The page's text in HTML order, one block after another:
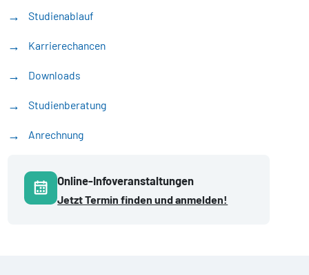
Studienablauf
Karrierechancen
Downloads
Studienberatung
Anrechnung
Online-Infoveranstaltungen
Jetzt Termin finden und anmelden!